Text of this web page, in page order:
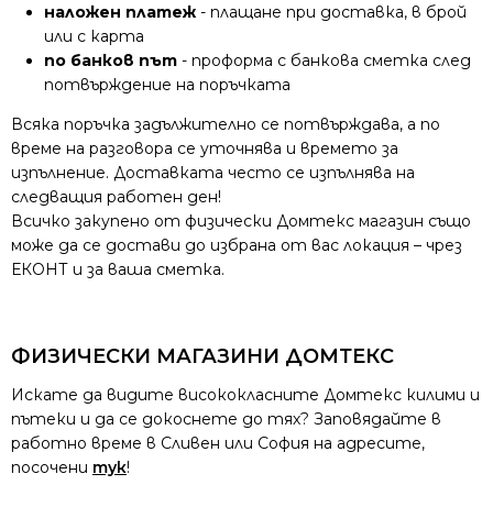
наложен платеж - плащане при доставка, в брой
или с карта
по банков път - проформа с банкова сметка след
потвърждение на поръчката
Всяка поръчка задължително се потвърждава, а по
време на разговора се уточнява и времето за
изпълнение. Доставката често се изпълнява на
следващия работен ден!
Всичко закупено от физически Домтекс магазин също
може да се достави до избрана от вас локация – чрез
ЕКОНТ и за ваша сметка.
ФИЗИЧЕСКИ МАГАЗИНИ ДОМТЕКС
Искате да видите висококласните Домтекс килими и
пътеки и да се докоснете до тях? Заповядайте в
работно време в Сливен или София на адресите,
посочени тук!